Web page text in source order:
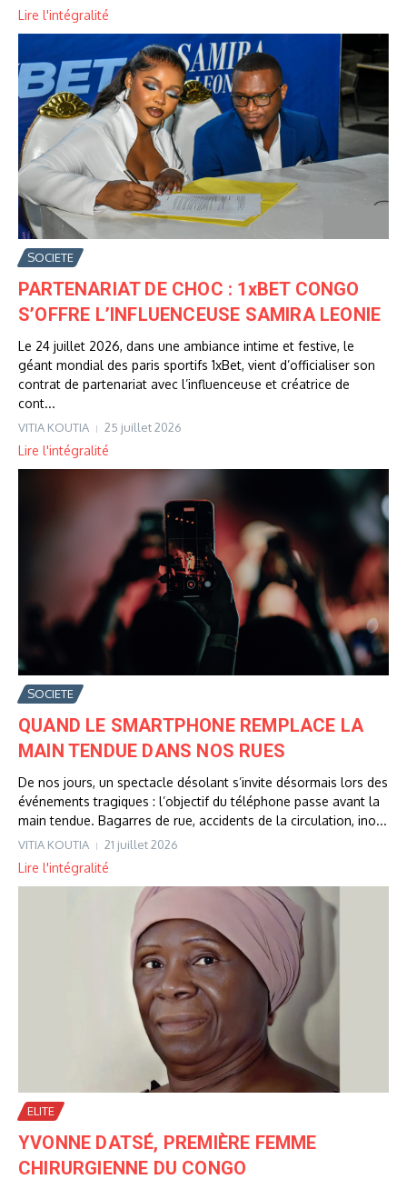
Lire l'intégralité
SOCIETE
PARTENARIAT DE CHOC : 1xBET CONGO
S’OFFRE L’INFLUENCEUSE SAMIRA LEONIE
Le 24 juillet 2026, dans une ambiance intime et festive, le
géant mondial des paris sportifs 1xBet, vient d’officialiser son
contrat de partenariat avec l’influenceuse et créatrice de
cont...
VITIA KOUTIA 25 juillet 2026
Lire l'intégralité
SOCIETE
QUAND LE SMARTPHONE REMPLACE LA
MAIN TENDUE DANS NOS RUES
De nos jours, un spectacle désolant s’invite désormais lors des
événements tragiques : l’objectif du téléphone passe avant la
main tendue. Bagarres de rue, accidents de la circulation, ino...
VITIA KOUTIA 21 juillet 2026
Lire l'intégralité
ELITE
YVONNE DATSÉ, PREMIÈRE FEMME
CHIRURGIENNE DU CONGO